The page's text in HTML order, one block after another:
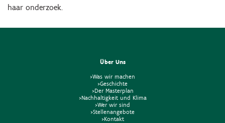
haar onderzoek.
Über Uns
>Was wir machen
>Geschichte
>Der Masterplan
>Nachhaltigkeit und Klima
>Wer wir sind
>Stellenangebote
>Kontakt